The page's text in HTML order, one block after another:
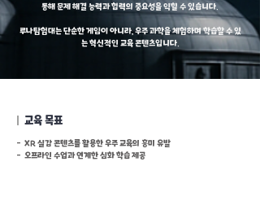
통해 문제 해결 능력과 협력의 중요성을 익힐 수 있습니다.
루나탐험대는 단순한 게임이 아니라, 우주 과학을 체험하며 학습할 수 있
는 혁신적인 교육 콘텐츠입니다.
교육 목표
- XR 실감 콘텐츠를 활용한 우주 교육의 흥미 유발
- 오프라인 수업과 연계한 심화 학습 제공